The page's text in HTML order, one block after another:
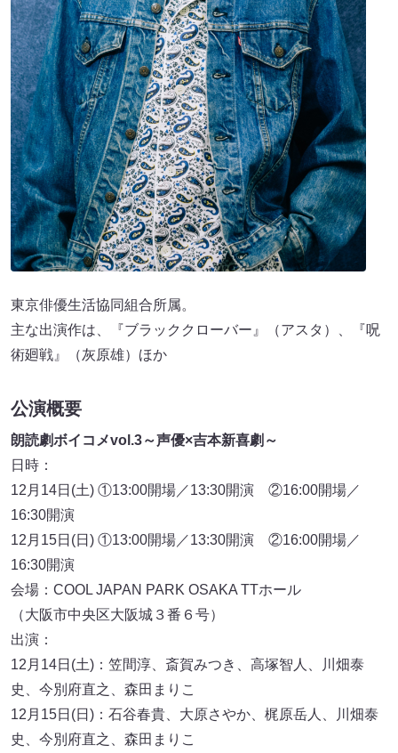
東京俳優生活協同組合所属。
主な出演作は、『ブラッククローバー』（アスタ）、『呪
術廻戦』（灰原雄）ほか
公演概要
朗読劇ボイコメvol.3～声優×吉本新喜劇～
日時：
12月14日(土) ①13:00開場／13:30開演 ②16:00開場／
16:30開演
12月15日(日) ①13:00開場／13:30開演 ②16:00開場／
16:30開演
会場：COOL JAPAN PARK OSAKA TTホール
（大阪市中央区大阪城３番６号）
出演：
12月14日(土)：笠間淳、斎賀みつき、高塚智人、川畑泰
史、今別府直之、森田まりこ
12月15日(日)：石谷春貴、大原さやか、梶原岳人、川畑泰
史、今別府直之、森田まりこ